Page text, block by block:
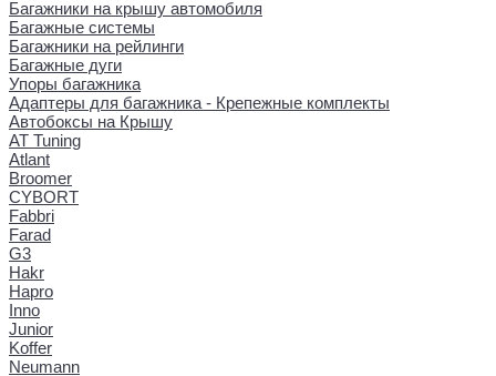
Багажники на крышу автомобиля
Багажные системы
Багажники на рейлинги
Багажные дуги
Упоры багажника
Адаптеры для багажника - Крепежные комплекты
Автобоксы на Крышу
AT Tuning
Atlant
Broomer
CYBORT
Fabbri
Farad
G3
Hakr
Hapro
Inno
Junior
Koffer
Neumann